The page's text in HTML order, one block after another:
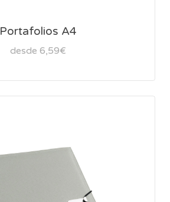
Portafolios A4
desde 6,59€